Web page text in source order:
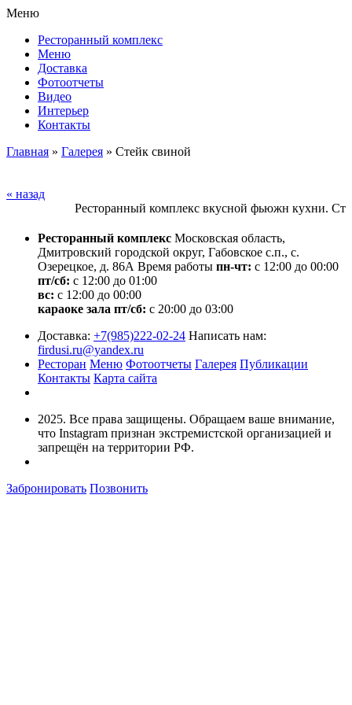
Меню
Ресторанный комплекс
Меню
Доставка
Фотоотчеты
Видео
Интерьер
Контакты
Главная » Галерея » Стейк свиной
« назад
Ресторанный комплекс вкусной фьюжн кухни.
Ресторанный комплекс Московская область,
Дмитровский городской округ, Габовское с.п., с.
Озерецкое, д. 86А Время работы пн-чт: с 12:00 до 00:00
пт/сб: с 12:00 до 01:00
вс: с 12:00 до 00:00
караоке зала пт/сб: с 20:00 до 03:00
Доставка: +7(985)222-02-24 Написать нам:
firdusi.ru@yandex.ru
Ресторан Меню Фотоотчеты Галерея Публикации
Контакты Карта сайта
2025. Все права защищены. Обращаем ваше внимание,
что Instagram признан экстремистской организацией и
запрещён на территории РФ.
Забронировать Позвонить